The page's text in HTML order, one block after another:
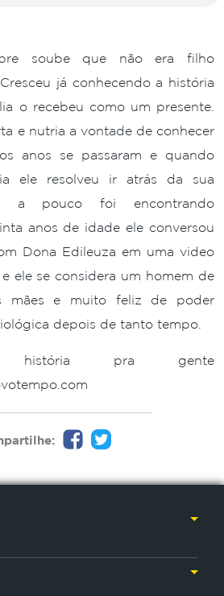
soube que não era filho
já conhecendo a história
o recebeu como um presente.
e nutria a vontade de conhecer
anos se passaram e quando
ele resolveu ir atrás da sua
a pouco foi encontrando
anos de idade ele conversou
Dona Edileuza em uma video
ele se considera um homem de
mães e muito feliz de poder
depois de tanto tempo.
história pra gente